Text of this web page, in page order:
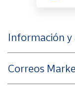
Información y
Correos